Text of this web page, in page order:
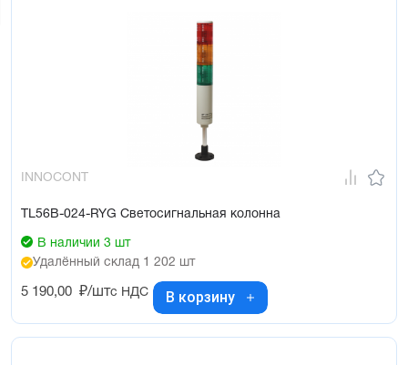
INNOCONT
TL56B-024-RYG Светосигнальная колонна
В наличии 3 шт
Удалённый склад 1 202 шт
5 190,00 ₽/штс НДС В корзину